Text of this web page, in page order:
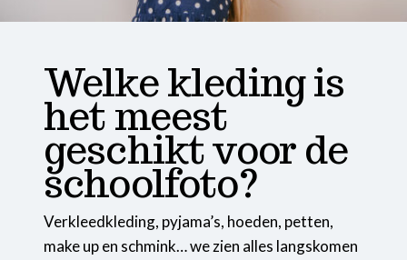
Welke kleding is
het meest
geschikt voor de
schoolfoto?
Verkleedkleding, pyjama’s, hoeden, petten,
make up en schmink… we zien alles langskomen